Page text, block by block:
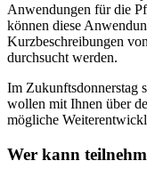
Anwendungen für die
können diese
Kurzbeschreibungen
durchsucht werden.
Im Zukunftsdonnerstag
wollen mit Ihnen über
mögliche
Wer kann